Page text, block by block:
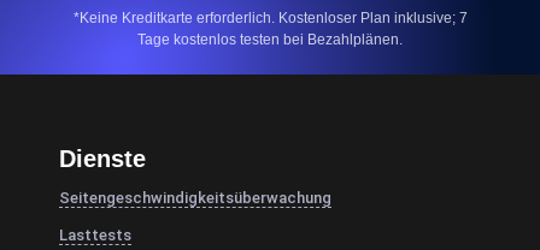
*Keine Kreditkarte erforderlich. Kostenloser Plan inklusive; 7
Tage kostenlos testen bei Bezahlplänen.
Dienste
Seitengeschwindigkeitsüberwachung
Lasttests